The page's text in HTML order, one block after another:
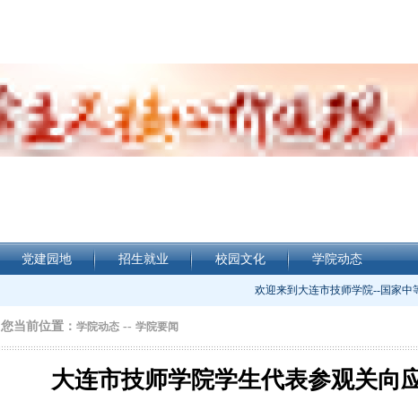
党建园地 招生就业 校园文化 学院动态
欢迎来到大连市技师学院--国家中
您当前位置： 学院动态 -- 学院要闻
大连市技师学院学生代表参观关向